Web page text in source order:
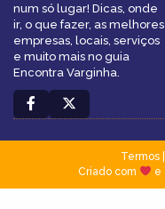
num só lugar! Dicas, onde
ir, o que fazer, as melhores
empresas, locais, serviços
e muito mais no guia
Encontra Varginha.
Termos|
Criado com
e